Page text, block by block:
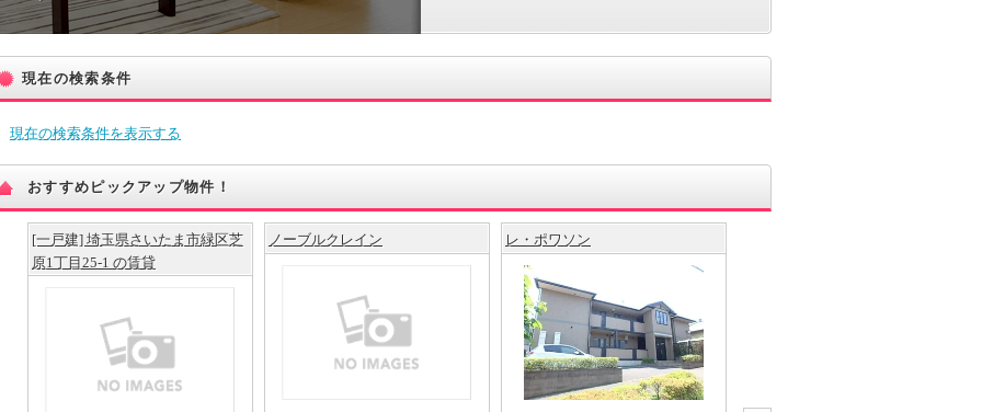
現在の検索条件
現在の検索条件を表示する
おすすめピックアップ物件！
[一戸建] 埼玉県さいたま市緑区芝
原1丁目25-1 の賃貸
ノーブルクレイン レ・ポワソン